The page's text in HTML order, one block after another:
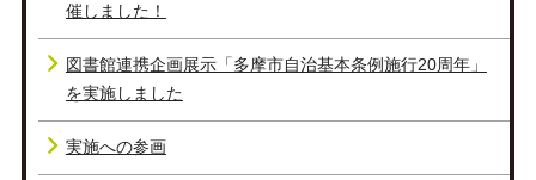
催しました！
図書館連携企画展示「多摩市自治基本条例施行20周年」
を実施しました
実施への参画